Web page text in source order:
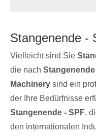
Stangenende -
Vielleicht sind Sie
die nach Stangenende
Machinery sind ein
der Ihre Bedürfnisse
Stangenende - SPF,
den internationalen